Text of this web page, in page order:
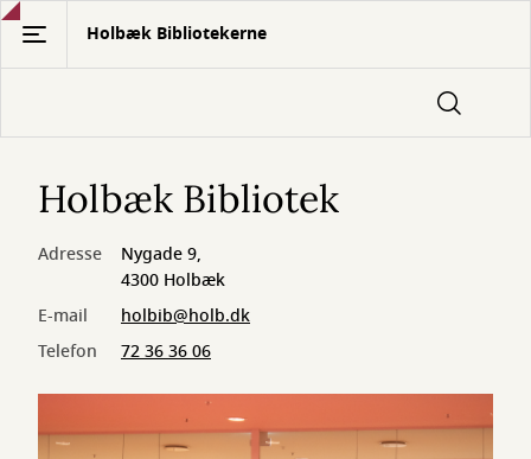
Gå
hovedindhold
Holbæk Bibliotekerne
Holbæk Bibliotek
Adresse
Nygade 9,
4300 Holbæk
E-mail
holbib@holb.dk
Telefon
72 36 36 06